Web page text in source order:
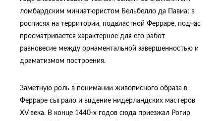
ломбардским миниатюристом Бельбелло да Павиа; в
росписях на территории, подвластной Ферраре, подчас
просматривается характерное для его работ
равновесие между орнаментальной завершенностью и
драматизмом построения.
Заметную роль в понимании живописного образа в
Ферраре сыграло и видение нидерландских мастеров
XV века. В конце 1440-х годов сюда приезжал Рогир